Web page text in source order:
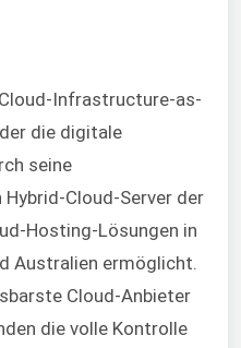
Infrastructure-as-
die digitale
seine
Cloud-Server der
Hosting-Lösungen in
Australien ermöglicht.
Cloud-Anbieter
die volle Kontrolle